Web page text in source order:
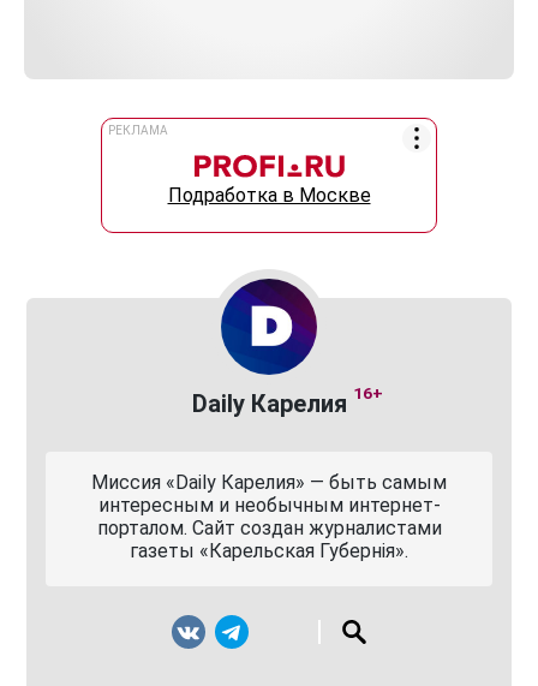
РЕКЛАМА
Подработка в Москве
Daily Карелия 16+
Миссия «Daily Карелия» — быть самым
интересным и необычным интернет-
порталом. Сайт создан журналистами
газеты «Карельская Губернiя».